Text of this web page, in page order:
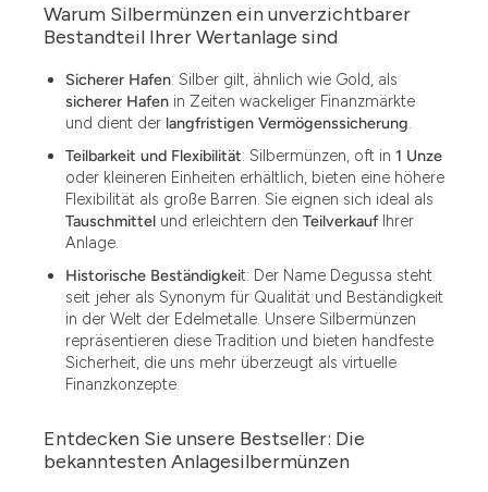
Warum Silbermünzen ein unverzichtbarer
Bestandteil Ihrer Wertanlage sind
Sicherer Hafen: Silber gilt, ähnlich wie Gold, als
sicherer Hafen in Zeiten wackeliger Finanzmärkte
und dient der langfristigen Vermögenssicherung.
Teilbarkeit und Flexibilität: Silbermünzen, oft in 1 Unze
oder kleineren Einheiten erhältlich, bieten eine höhere
Flexibilität als große Barren. Sie eignen sich ideal als
Tauschmittel und erleichtern den Teilverkauf Ihrer
Anlage.
Historische Beständigkeit: Der Name Degussa steht
seit jeher als Synonym für Qualität und Beständigkeit
in der Welt der Edelmetalle. Unsere Silbermünzen
repräsentieren diese Tradition und bieten handfeste
Sicherheit, die uns mehr überzeugt als virtuelle
Finanzkonzepte.
Entdecken Sie unsere Bestseller: Die
bekanntesten Anlagesilbermünzen